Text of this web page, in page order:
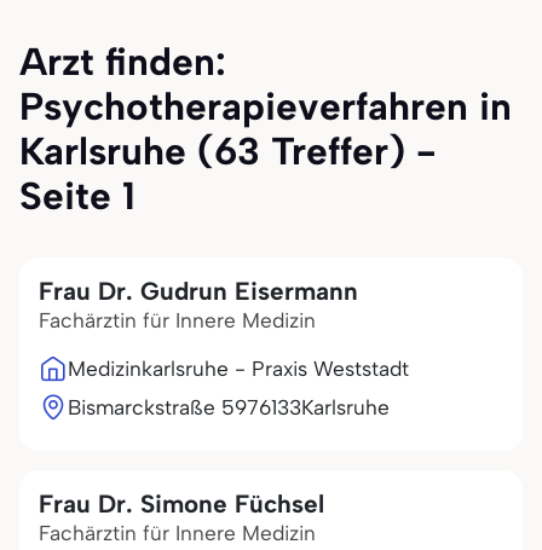
Arzt finden:
Psychotherapieverfahren in
Karlsruhe (63 Treffer) -
Seite 1
Frau Dr. Gudrun Eisermann
Fachärztin für Innere Medizin
Medizinkarlsruhe - Praxis Weststadt
Bismarckstraße 5976133Karlsruhe
Frau Dr. Simone Füchsel
Fachärztin für Innere Medizin